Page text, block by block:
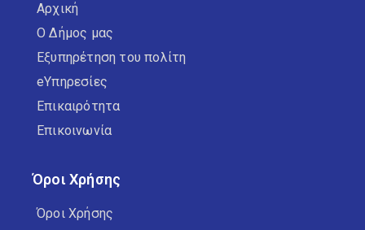
Αρχική
Ο Δήμος μας
Εξυπηρέτηση του πολίτη
eΥπηρεσίες
Επικαιρότητα
Επικοινωνία
Όροι Χρήσης
Όροι Χρήσης